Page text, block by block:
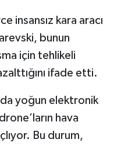
insansız kara aracı
bunun
için tehlikeli
ifade etti.
da yoğun elektronik
hava
Bu durum,